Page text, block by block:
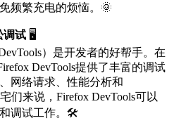
频繁充电的烦恼。🌞
调试 🖥️
）是开发者的好帮手。在
DevTools提供了丰富的调试
网络请求、性能分析和
们来说，Firefox DevTools可以
调试工作。🛠️